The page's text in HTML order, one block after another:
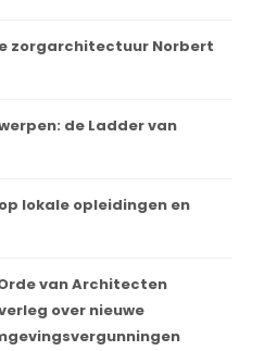
zorgarchitectuur Norbert
de Ladder van
lokale opleidingen en
van Architecten
over nieuwe